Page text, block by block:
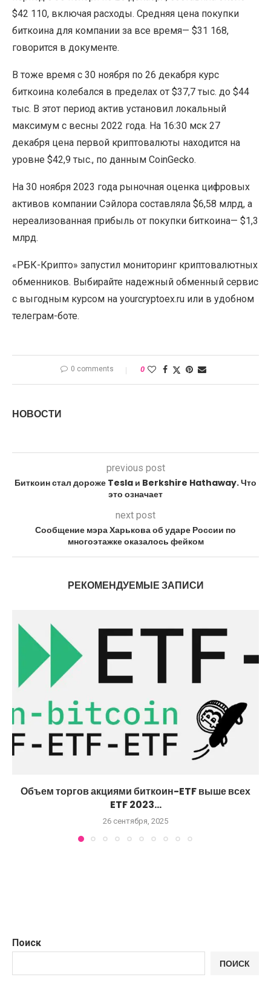
$42 110, включая расходы. Средняя цена покупки
биткоина для компании за все время— $31 168,
говорится в документе.
В тоже время с 30 ноября по 26 декабря курс
биткоина колебался в пределах от $37,7 тыс. до $44
тыс. В этот период актив установил локальный
максимум с весны 2022 года. На 16:30 мск 27
декабря цена первой криптовалюты находится на
уровне $42,9 тыс., по данным CoinGecko.
На 30 ноября 2023 года рыночная оценка цифровых
активов компании Сэйлора составляла $6,58 млрд, а
нереализованная прибыль от покупки биткоина— $1,3
млрд.
«РБК-Крипто» запустил мониторинг криптовалютных
обменников. Выбирайте надежный обменный сервис
с выгодным курсом на yourcryptoex.ru или в удобном
телеграм-боте.
0 comments 0
НОВОСТИ
previous post
Биткоин стал дороже Tesla и Berkshire Hathaway. Что
это означает
next post
Сообщение мэра Харькова об ударе России по
многоэтажке оказалось фейком
РЕКОМЕНДУЕМЫЕ ЗАПИСИ
Объем торгов акциями биткоин-ETF выше всех
ETF 2023...
26 сентября, 2025
Поиск
ПОИСК